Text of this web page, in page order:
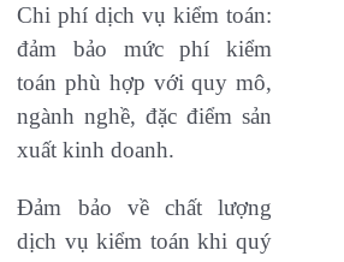
Chi phí dịch vụ kiểm toán:
đảm bảo mức phí kiểm
toán phù hợp với quy mô,
ngành nghề, đặc điểm sản
xuất kinh doanh.
Đảm bảo về chất lượng
dịch vụ kiểm toán khi quý